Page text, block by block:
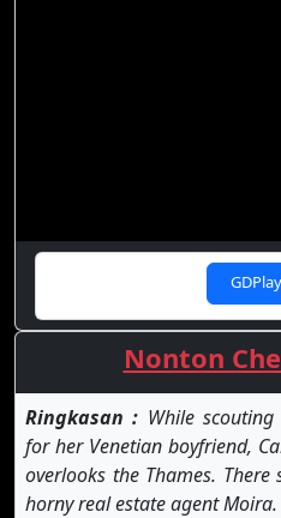
Nonton
Ringkasan : While
for her Venetian boyfriend,
overlooks the Thames.
horny real estate agent Moira.